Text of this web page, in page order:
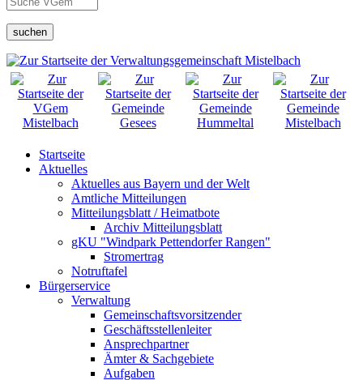
suchen
Startseite
Aktuelles
Aktuelles aus Bayern und der Welt
Amtliche Mitteilungen
Mitteilungsblatt / Heimatbote
Archiv Mitteilungsblatt
gKU "Windpark Pettendorfer Rangen"
Stromertrag
Notruftafel
Bürgerservice
Verwaltung
Gemeinschaftsvorsitzender
Geschäftsstellenleiter
Ansprechpartner
Ämter & Sachgebiete
Aufgaben